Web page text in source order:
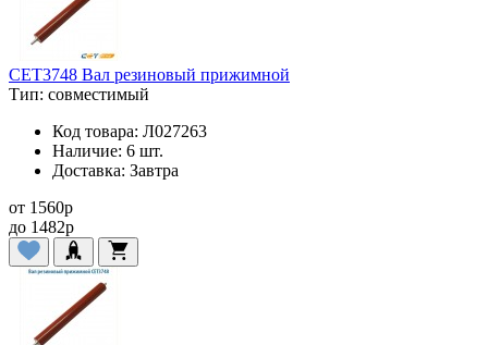
CET3748 Вал резиновый прижимной
Тип: совместимый
Код товара: Л027263
Наличие: 6 шт.
Доставка: Завтра
от 1560p
до 1482p